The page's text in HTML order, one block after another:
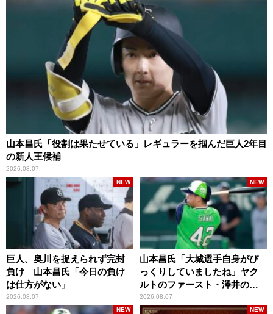
山本昌氏「役割は果たせている」レギュラーを掴んだ巨人2年目
の新人王候補
2026.08.07
巨人、奥川を捉えられず完封
負け 山本昌氏「今日の負け
は仕方がない」
2026.08.07
NEW
山本昌氏「大城選手自身がび
っくりしていましたね」ヤク
ルトのファースト・澤井の判
断を評価
2026.08.07
NEW
NEW NEW